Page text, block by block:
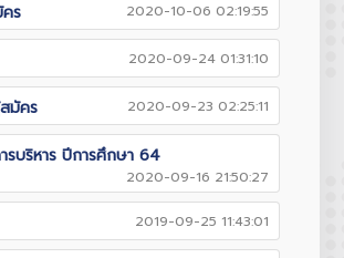
ร 2020-10-06 02:19:55
2020-09-24 01:31:10
มัคร 2020-09-23 02:25:11
รบริหาร ปีการศึกษา 64
2020-09-16 21:50:27
2019-09-25 11:43:01